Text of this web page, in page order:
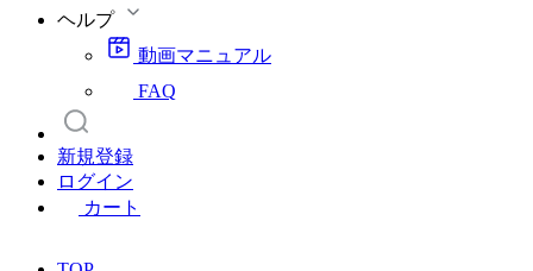
ヘルプ
動画マニュアル
FAQ
新規登録
ログイン
カート